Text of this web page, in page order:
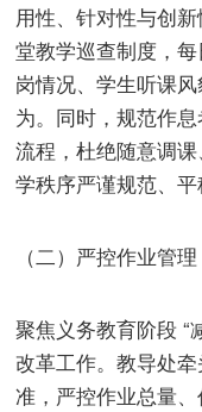
用性、针对性与创
堂教学巡查制度，
岗情况、学生听课
为。同时，规范作
流程，杜绝随意调
学秩序严谨规范、平
（二）严控作业管
聚焦义务教育阶段 “
改革工作。教导处
准，严控作业总量